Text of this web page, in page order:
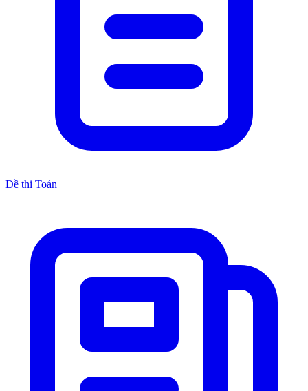
Đề thi Toán